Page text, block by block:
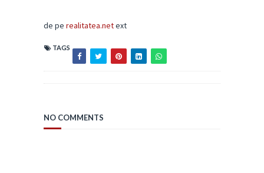
de pe realitatea.netext
TAGS
NO COMMENTS